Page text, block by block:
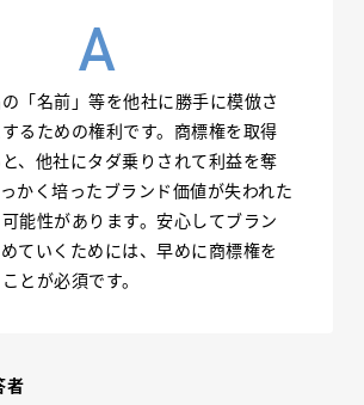
「名前」等を他社に勝手に模倣さ
るための権利です。商標権を取得
、他社にタダ乗りされて利益を奪
かく培ったブランド価値が失われた
能性があります。安心してブラン
ていくためには、早めに商標権を
とが必須です。
者